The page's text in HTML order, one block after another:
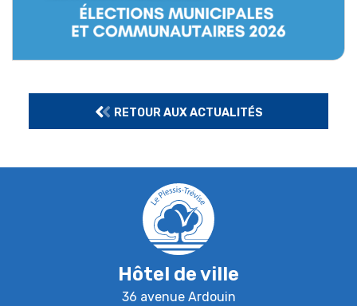
RETOUR AUX ACTUALITÉS
Hôtel de ville
36 avenue Ardouin